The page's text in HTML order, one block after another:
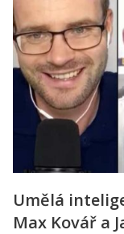
Umělá
Max Kovář a